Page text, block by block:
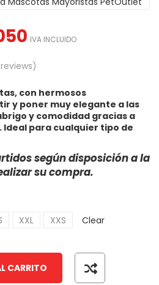
IVA INCLUIDO
con hermosos
y poner muy elegante a las
y comodidad gracias a
Ideal para cualquier tipo de
según disposición a la
su compra.
XXL XXS Clear
CARRITO
Galletas Snacks
Perros Ma ...
$5,750 IVA INCLUIDO